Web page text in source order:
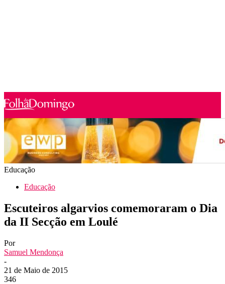
Educação
Educação
Escuteiros algarvios comemoraram o Dia
da II Secção em Loulé
Por
Samuel Mendonça
-
21 de Maio de 2015
346